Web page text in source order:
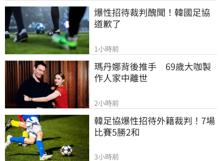
爆性招待裁判醜聞！韓國足協
道歉了
1小時前
瑪丹娜背後推手　69歲大咖製
作人家中離世
2小時前
韓足協爆性招待外籍裁判！7場
比賽5勝2和
3小時前